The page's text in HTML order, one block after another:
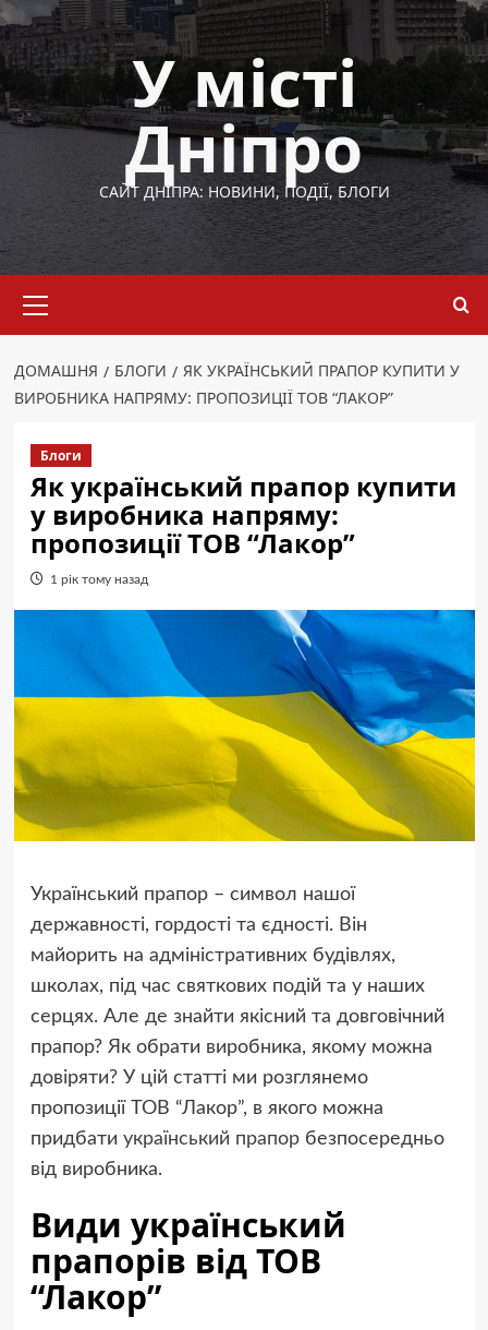
Перейти
до
вмісту
У місті
Дніпро
САЙТ ДНІПРА: НОВИНИ, ПОДІЇ, БЛОГИ
меню
ДОМАШНЯ БЛОГИ
ЯК УКРАЇНСЬКИЙ ПРАПОР КУПИТИ У
ВИРОБНИКА НАПРЯМУ: ПРОПОЗИЦІЇ ТОВ “ЛАКОР”
Блоги
Як український прапор купити
у виробника напряму:
пропозиції ТОВ “Лакор”
1 рік тому назад
Український прапор – символ нашої
державності, гордості та єдності. Він
майорить на адміністративних будівлях,
школах, під час святкових подій та у наших
серцях. Але де знайти якісний та довговічний
прапор? Як обрати виробника, якому можна
довіряти? У цій статті ми розглянемо
пропозиції ТОВ “Лакор”, в якого можна
придбати український прапорбезпосередньо
від виробника.
Види український
прапорів від ТОВ
“Лакор”